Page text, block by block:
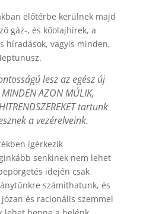
előtérbe kerülnek majd
gáz-, és kőolajhírek, a
híradások, vagyis minden,
lesz az egész új
AZON MÚLIK,
tartunk
a vezérelveink.
ígérkezik
senkinek nem lehet
idején csak
számíthatunk, és
és racionális szemmel